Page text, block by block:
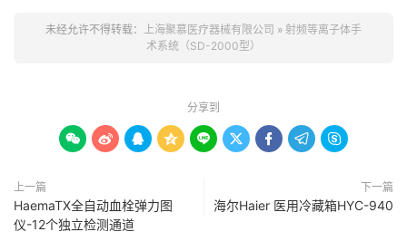
未经允许不得转载： 上海聚慕医疗器械有限公司 » 射频等离子体手
术系统（SD-2000型）
分享到
        
上一篇
HaemaTX全自动血栓弹力图
仪-12个独立检测通道
下一篇
海尔Haier 医用冷藏箱HYC-940